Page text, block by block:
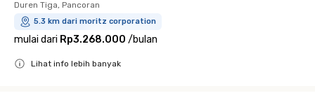
Duren Tiga, Pancoran
5.3 km dari moritz corporation
mulai dari Rp3.268.000 /bulan
Lihat info lebih banyak